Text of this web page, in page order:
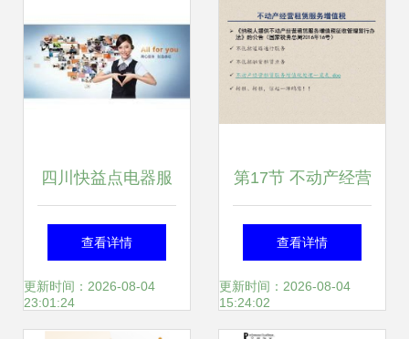
民共和国增值税暂
行条例》及《营改
法》，为您整理如
下
四川快益点电器服
务连锁 引领租赁服
务新模式的行业先
查看详情
更新时间：2026-08-04
23:01:24
第17节 不动产经营
租赁服务增值税与
软件开发的关联解
查看详情
更新时间：2026-08-04
15:24:02